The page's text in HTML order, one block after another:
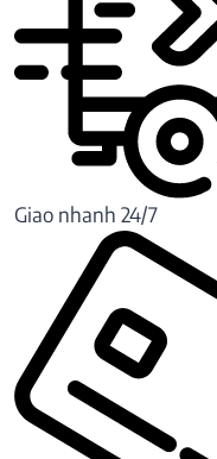
Giao nhanh 24/7